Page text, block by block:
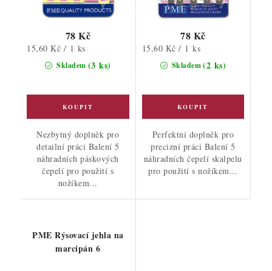
Skladem (3 ks)
78 Kč
Měrná
15,60 Kč / 1 ks
Nezbytný doplněk pro
detailní práci Balení 5
náhradních páskových
čepelí pro použití s
nožíkem...
Skladem(2 ks)
78 Kč
Měrná
15,60 Kč / 1 ks
Perfektní doplněk pro
precizní práci Balení 5
náhradních čepelí skalpelu
pro použití s nožíkem...
PME Rýsovací jehla na
marcipán 6